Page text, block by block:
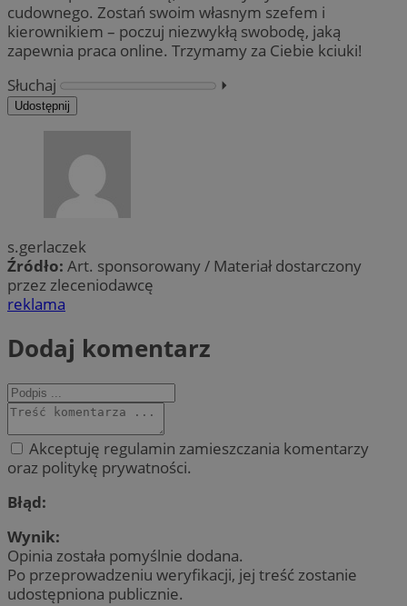
cudownego. Zostań swoim własnym szefem i
kierownikiem – poczuj niezwykłą swobodę, jaką
zapewnia praca online. Trzymamy za Ciebie kciuki!
Słuchaj
⏵︎
Udostępnij
s.gerlaczek
Źródło: Art. sponsorowany / Materiał dostarczony
przez zleceniodawcę
reklama
Dodaj komentarz
Akceptuję regulamin zamieszczania komentarzy
oraz politykę prywatności.
Błąd:
Wynik:
Opinia została pomyślnie dodana.
Po przeprowadzeniu weryfikacji, jej treść zostanie
udostępniona publicznie.